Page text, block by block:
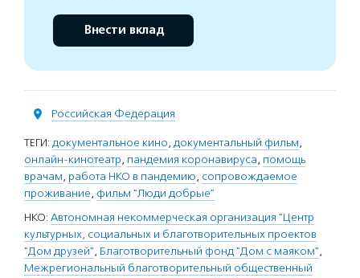
Внести вклад
Российская Федерация
ТЕГИ: документальное кино, документальный фильм,
онлайн-кинотеатр, пандемия коронавируса, помощь
врачам, работа НКО в пандемию, сопровождаемое
проживание, фильм "Люди добрые"
НКО: Автономная некоммерческая организация "Центр
культурных, социальных и благотворительных проектов
"Дом друзей", Благотворительный фонд "Дом с маяком",
Межрегиональный благотворительный общественный